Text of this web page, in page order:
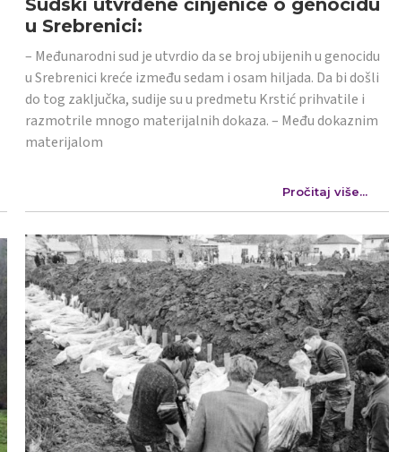
u Srebrenici:
– Međunarodni sud je utvrdio da se broj ubijenih u genocidu
u Srebrenici kreće između sedam i osam hiljada. Da bi došli
do tog zaključka, sudije su u predmetu Krstić prihvatile i
razmotrile mnogo materijalnih dokaza. – Među dokaznim
materijalom
Pročitaj više...